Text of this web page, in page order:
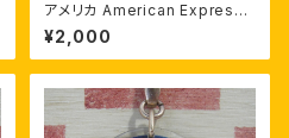
アメリカ American Express
［アメリカン・エキスプレス］クレ
ジットカード会社 ノベルティ キ
ーホルダー
¥2,000